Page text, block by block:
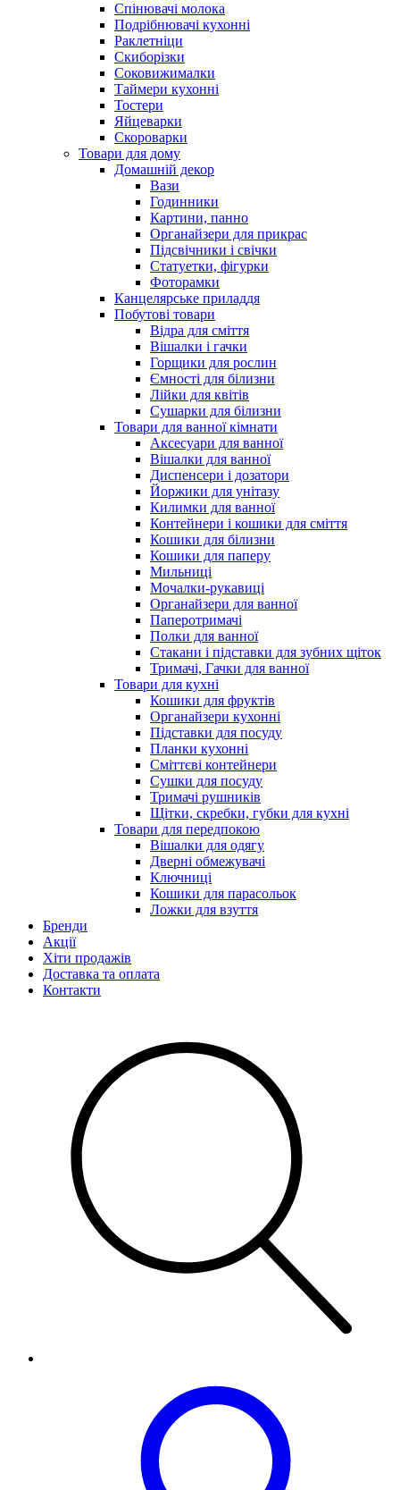
Спінювачі молока
Подрібнювачі кухонні
Раклетніци
Скиборізки
Соковижималки
Таймери кухонні
Тостери
Яйцеварки
Скороварки
Товари для дому
Домашній декор
Вази
Годинники
Картини, панно
Органайзери для прикрас
Підсвічники і свічки
Статуетки, фігурки
Фоторамки
Канцелярське приладдя
Побутові товари
Відра для сміття
Вішалки і гачки
Горщики для рослин
Ємності для білизни
Лійки для квітів
Сушарки для білизни
Товари для ванної кімнати
Аксесуари для ванної
Вішалки для ванної
Диспенсери і дозатори
Йоржики для унітазу
Килимки для ванної
Контейнери і кошики для сміття
Кошики для білизни
Кошики для паперу
Мильниці
Мочалки-рукавиці
Органайзери для ванної
Паперотримачі
Полки для ванної
Стакани і підставки для зубних щіток
Тримачі, Гачки для ванної
Товари для кухні
Кошики для фруктів
Органайзери кухонні
Підставки для посуду
Планки кухонні
Сміттєві контейнери
Сушки для посуду
Тримачі рушників
Щітки, скребки, губки для кухні
Товари для передпокою
Вішалки для одягу
Дверні обмежувачі
Ключниці
Кошики для парасольок
Ложки для взуття
Бренди
Акції
Хіти продажів
Доставка та оплата
Контакти